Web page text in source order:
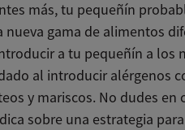
más, tu pequeñín
nueva gama de alimentos
a tu pequeñín a los
al introducir alérgenos
y mariscos. No dudes
sobre una estrategia